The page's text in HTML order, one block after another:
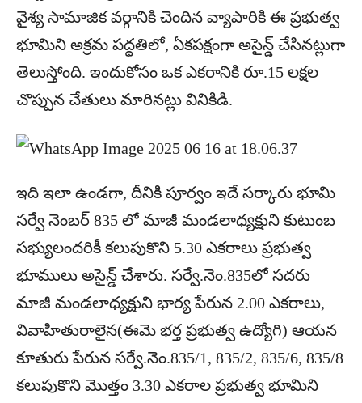
వైశ్య సామాజిక వర్గానికి చెందిన వ్యాపారికి ఈ ప్రభుత్వ
భూమిని అక్రమ పద్ధతిలో, ఏకపక్షంగా అసైన్డ్ చేసినట్లుగా
తెలుస్తోంది. ఇందుకోసం ఒక ఎకరానికి రూ.15 లక్షల
చొప్పున చేతులు మారినట్లు వినికిడి.
ఇది ఇలా ఉండగా, దీనికి పూర్వం ఇదే సర్కారు భూమి
సర్వే నెంబర్ 835 లో మాజీ మండలాధ్యక్షుని కుటుంబ
సభ్యులందరికీ కలుపుకొని 5.30 ఎకరాలు ప్రభుత్వ
భూములు అసైన్డ్ చేశారు. సర్వే.నెం.835లో సదరు
మాజీ మండలాధ్యక్షుని భార్య పేరున 2.00 ఎకరాలు,
వివాహితురాలైన(ఈమె భర్త ప్రభుత్వ ఉద్యోగి) ఆయన
కూతురు పేరున సర్వే.నెం.835/1, 835/2, 835/6, 835/8
కలుపుకొని మొత్తం 3.30 ఎకరాల ప్రభుత్వ భూమిని